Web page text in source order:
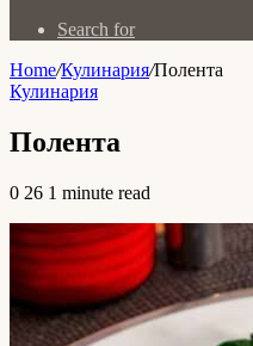
Search for
Home/Кулинария/Полента
Кулинария
Полента
0 26 1 minute read